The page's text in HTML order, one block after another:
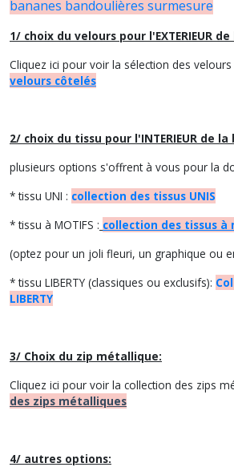
bananes bandoulières surmesure
1/ choix du velours pour l'EXTERIEUR
Cliquez ici pour voir la sélection des velours
velours côtelés
2/ choix du tissu pour l'INTERIEUR de la
plusieurs options s'offrent à vous pour la
* tissu UNI : collection des tissus UNIS
* tissu à MOTIFS : collection des tissus
(optez pour un joli fleuri, un graphique ou
* tissu LIBERTY (classiques ou exclusifs):
LIBERTY
3/ Choix du zip métallique:
Cliquez ici pour voir la collection des zips
des zips métalliques
4/ autres options: